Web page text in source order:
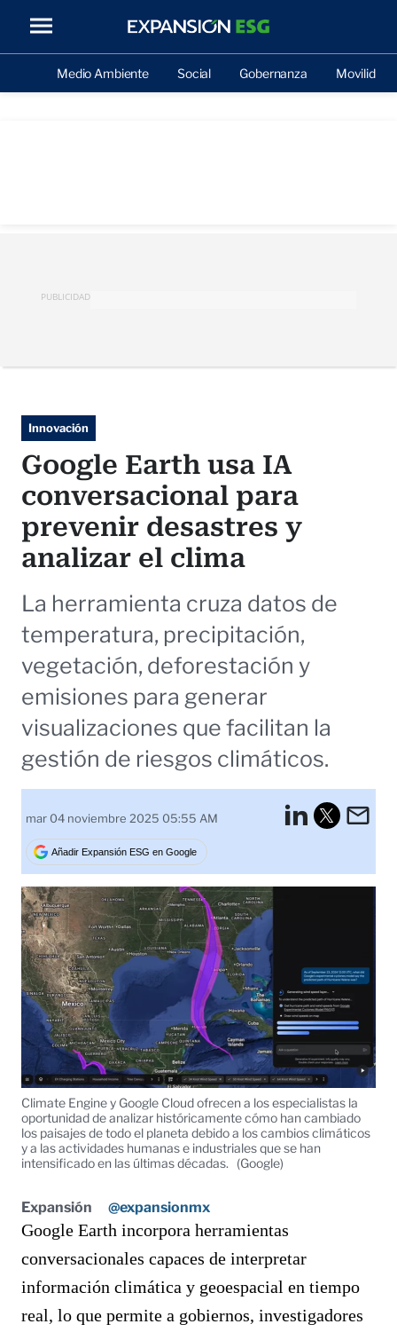
Medio Ambiente Social Gobernanza Movilidad
PUBLICIDAD
Innovación
Google Earth usa IA
conversacional para
prevenir desastres y
analizar el clima
La herramienta cruza datos de
temperatura, precipitación,
vegetación, deforestación y
emisiones para generar
visualizaciones que facilitan la
gestión de riesgos climáticos.
mar 04 noviembre 2025 05:55 AM
Añadir Expansión ESG en Google
Climate Engine y Google Cloud ofrecen a los especialistas la
oportunidad de analizar históricamente cómo han cambiado
los paisajes de todo el planeta debido a los cambios climáticos
y a las actividades humanas e industriales que se han
intensificado en las últimas décadas.
(Google)
Expansión @expansionmx
Google Earth incorpora herramientas
conversacionales capaces de interpretar
información climática y geoespacial en tiempo
real, lo que permite a gobiernos, investigadores